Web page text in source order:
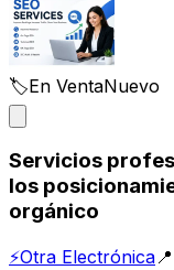
🏷️En VentaNuevo
Servicios
los
orgánico
⚡Otra Electrónica📍